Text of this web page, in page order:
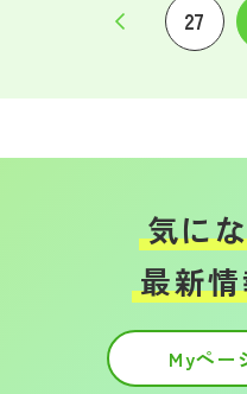
27
気に
最新
Myペー